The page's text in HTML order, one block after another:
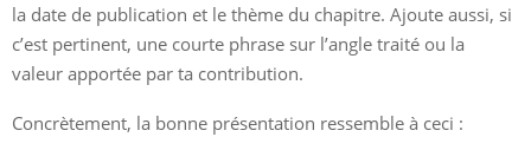
la date de publication et le thème du chapitre. Ajoute aussi, si
c’est pertinent, une courte phrase sur l’angle traité ou la
valeur apportée par ta contribution.
Concrètement, la bonne présentation ressemble à ceci :